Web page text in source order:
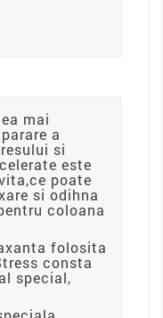
mai
a
si
este
poate
si odihna
coloana
folosita
consta
special,